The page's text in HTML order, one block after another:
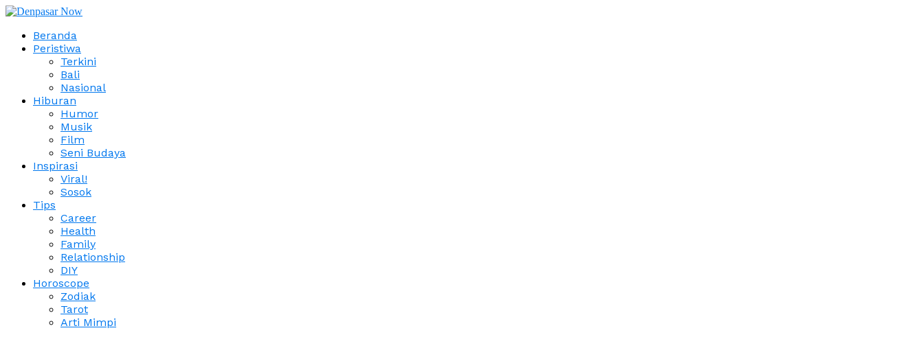
Beranda
Peristiwa
Terkini
Bali
Nasional
Hiburan
Humor
Musik
Film
Seni Budaya
Inspirasi
Viral!
Sosok
Tips
Career
Health
Family
Relationship
DIY
Horoscope
Zodiak
Tarot
Arti Mimpi